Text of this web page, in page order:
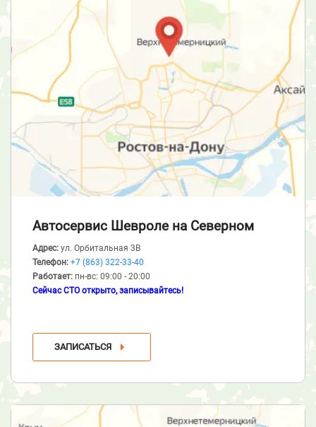
Автосервис Шевроле на Северном
Адрес: ул. Орбитальная 3В
Телефон: +7 (863) 322-33-40
Работает: пн-вс: 09:00 - 20:00
Сейчас СТО открыто, записывайтесь!
ЗАПИСАТЬСЯ